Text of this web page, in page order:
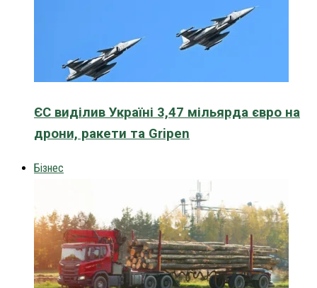
ЄС виділив Україні 3,47 мільярда євро на
дрони, ракети та Gripen
Бізнес